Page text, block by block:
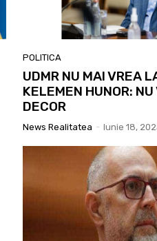
POLITICA
UDMR NU MAI VREA
KELEMEN HUNOR:
DECOR
News Realitatea - Iunie 18,